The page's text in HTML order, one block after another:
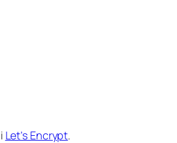
Let’s Encrypt.